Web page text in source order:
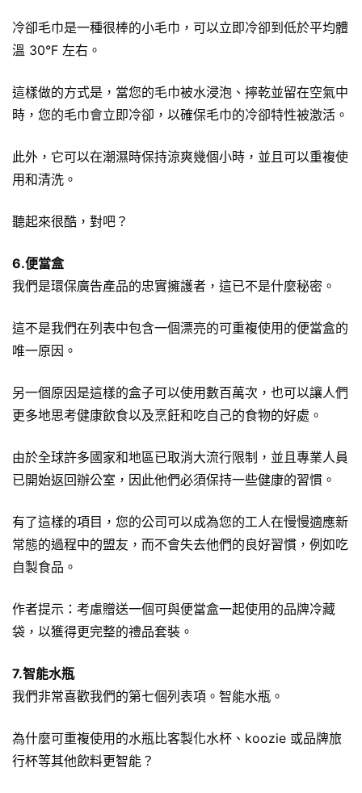
冷卻毛巾是一種很棒的小毛巾，可以立即冷卻到低於平均體
溫 30°F 左右。
這樣做的方式是，當您的毛巾被水浸泡、擰乾並留在空氣中
時，您的毛巾會立即冷卻，以確保毛巾的冷卻特性被激活。
此外，它可以在潮濕時保持涼爽幾個小時，並且可以重複使
用和清洗。
聽起來很酷，對吧？
6.便當盒
我們是環保廣告產品的忠實擁護者，這已不是什麼秘密。
這不是我們在列表中包含一個漂亮的可重複使用的便當盒的
唯一原因。
另一個原因是這樣的盒子可以使用數百萬次，也可以讓人們
更多地思考健康飲食以及烹飪和吃自己的食物的好處。
由於全球許多國家和地區已取消大流行限制，並且專業人員
已開始返回辦公室，因此他們必須保持一些健康的習慣。
有了這樣的項目，您的公司可以成為您的工人在慢慢適應新
常態的過程中的盟友，而不會失去他們的良好習慣，例如吃
自製食品。
作者提示：考慮贈送一個可與便當盒一起使用的品牌冷藏
袋，以獲得更完整的禮品套裝。
7.智能水瓶
我們非常喜歡我們的第七個列表項。智能水瓶。
為什麼可重複使用的水瓶比客製化水杯 、koozie 或品牌旅
行杯等其他飲料更智能？